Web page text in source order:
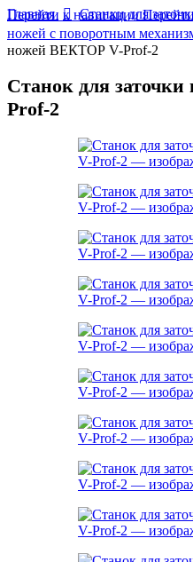
Перейти к навигации
Главная Станки для
ножей с поворотным
ножей ВЕКТОР V-Prof-2
Станок для
Prof-2